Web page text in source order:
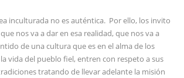
inculturada no es auténtica. Por ello, los invito
nos va a dar en esa realidad, que nos va a
de una cultura que es en el alma de los
vida del pueblo fiel, entren con respeto a sus
tratando de llevar adelante la misión